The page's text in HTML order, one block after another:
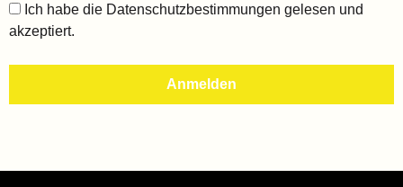
Ich habe die Datenschutzbestimmungen gelesen und
akzeptiert.